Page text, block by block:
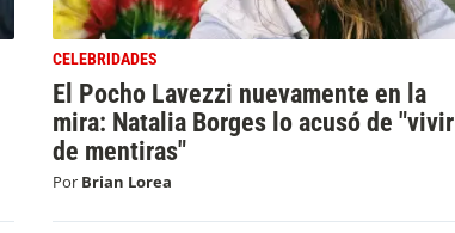
CELEBRIDADES
El Pocho Lavezzi nuevamente en la
mira: Natalia Borges lo acusó de "vivir
de mentiras"
Por Brian Lorea